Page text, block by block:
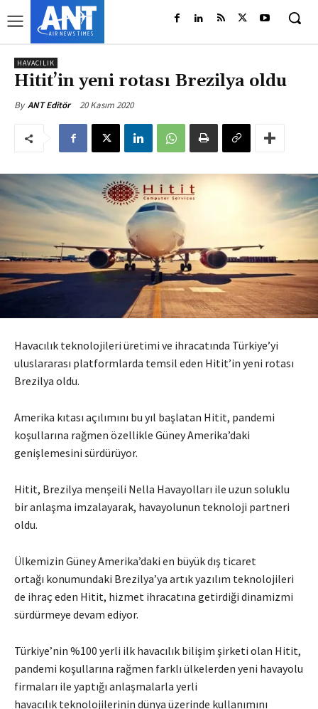
HAVACILIK
Hitit’in yeni rotası Brezilya oldu
By ANT Editör 20 Kasım 2020
Havacılık teknolojileri üretimi ve ihracatında Türkiye’yi
uluslararası platformlarda temsil eden Hitit’in yeni rotası
Brezilya oldu.
Amerika kıtası açılımını bu yıl başlatan Hitit, pandemi
koşullarına rağmen özellikle Güney Amerika’daki
genişlemesini sürdürüyor.
Hitit, Brezilya menşeili Nella Havayolları ile uzun soluklu
bir anlaşma imzalayarak, havayolunun teknoloji partneri
oldu.
Ülkemizin Güney Amerika’daki en büyük dış ticaret
ortağı konumundaki Brezilya’ya artık yazılım teknolojileri
de ihraç eden Hitit, hizmet ihracatına getirdiği dinamizmi
sürdürmeye devam ediyor.
Türkiye’nin %100 yerli ilk havacılık bilişim şirketi olan Hitit,
pandemi koşullarına rağmen farklı ülkelerden yeni havayolu
firmaları ile yaptığı anlaşmalarla yerli
havacılık teknolojilerinin dünya üzerinde kullanımını